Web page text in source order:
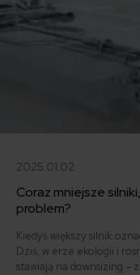
2025.01.02
Coraz mniejsze
problem?
Kiedyś większy silnik
Dziś, w erze ekologii i
stawiają na downsizing –